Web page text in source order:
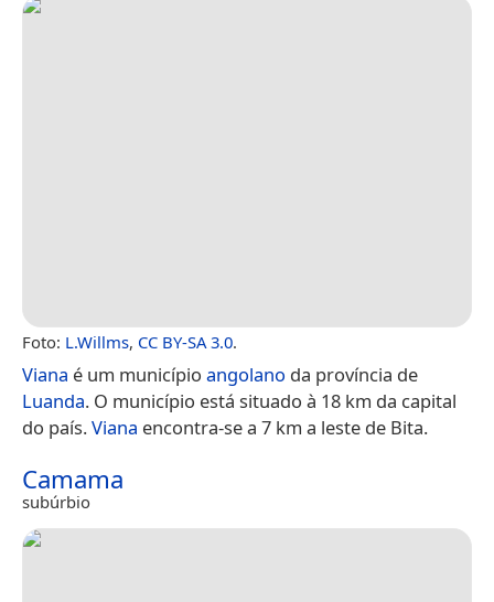
Foto: L.Willms, CC BY-SA 3.0.
Viana é um município angolano da província de
Luanda. O município está situado à 18 km da capital
do país.Viana encontra-se a 7 km a leste de Bita.
Camama
subúrbio